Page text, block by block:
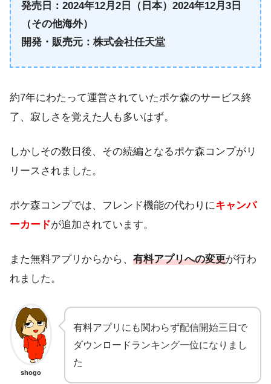
発売日：2024年12月2日（日本）2024年12月3日
（その他海外）
開発・販売元：株式会社任天堂
約7年にわたって運営されていたポケ森のサービス終
了、寂しさを覚えた人も多いはず。
しかしその数日後、その続編となるポケ森コンプがリ
リースされました。
ポケ森コンプでは、フレンド機能の代わりにキャンパ
ーカードが追加されています。
また無料アプリからから、 有料アプリへの変更が行わ
れました。
shogo
有料アプリにも関わらず配信開始三日で
ダウンロードランキング一位になりまし
た